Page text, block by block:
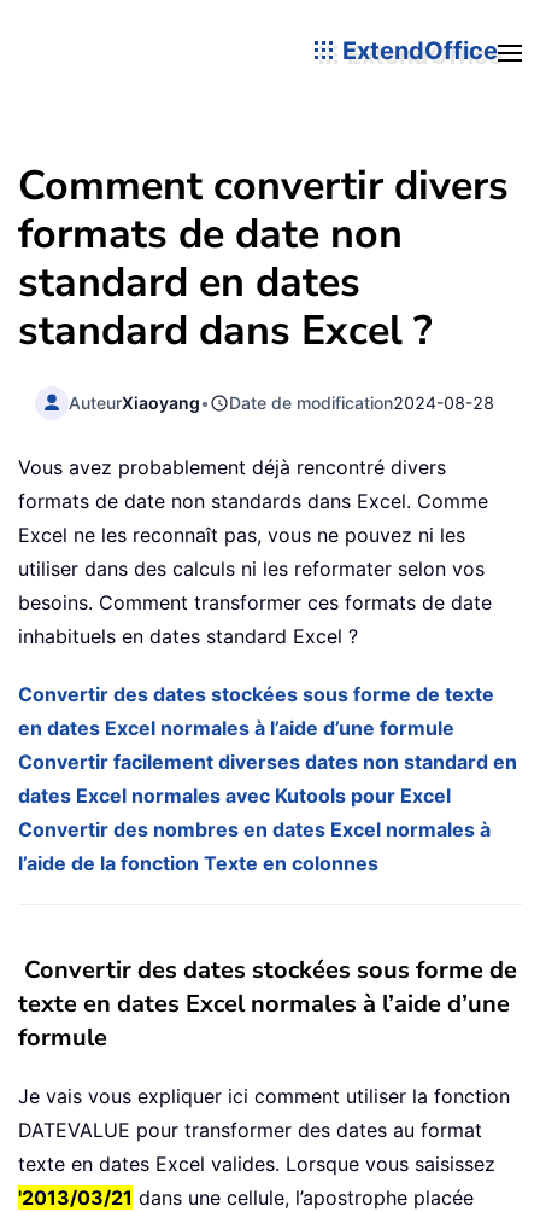
ExtendOffice
Comment convertir divers
formats de date non
standard en dates
standard dans Excel ?
AuteurXiaoyang• Date de modification2024-08-28
Vous avez probablement déjà rencontré divers
formats de date non standards dans Excel. Comme
Excel ne les reconnaît pas, vous ne pouvez ni les
utiliser dans des calculs ni les reformater selon vos
besoins. Comment transformer ces formats de date
inhabituels en dates standard Excel ?
Convertir des dates stockées sous forme de texte
en dates Excel normales à l’aide d’une formule
Convertir facilement diverses dates non standard en
dates Excel normales avec Kutools pour Excel
Convertir des nombres en dates Excel normales à
l’aide de la fonction Texte en colonnes
Convertir des dates stockées sous forme de
texte en dates Excel normales à l’aide d’une
formule
Je vais vous expliquer ici comment utiliser la fonction
DATEVALUE pour transformer des dates au format
texte en dates Excel valides. Lorsque vous saisissez
'2013/03/21 dans une cellule, l’apostrophe placée